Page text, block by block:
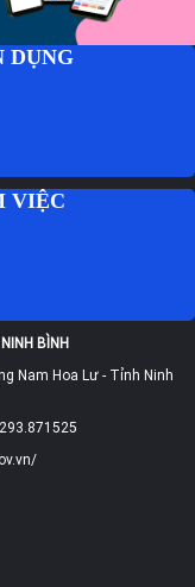
DỤNG
VIỆC
BÌNH
Nam Hoa Lư - Tỉnh Ninh